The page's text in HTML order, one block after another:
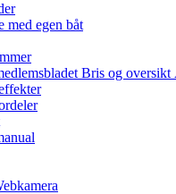
med egen båt
Bris og